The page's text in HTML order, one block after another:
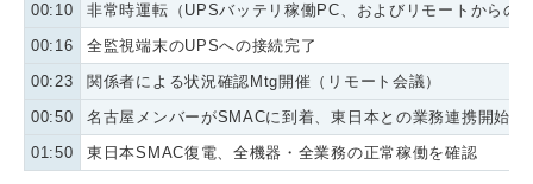
00:10
非常時運転（UPSバッテリ稼働PC、およびリモートからの
00:16
全監視端末のUPSへの接続完了
00:23
関係者による状況確認Mtg開催（リモート会議）
00:50
名古屋メンバーがSMACに到着、東日本との業務連携開始
01:50
東日本SMAC復電、全機器・全業務の正常稼働を確認